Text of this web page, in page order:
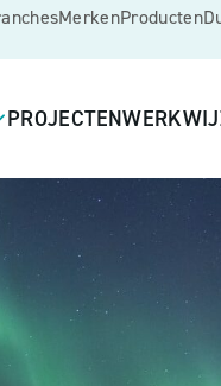
MerkenProducten
PROJECTEN